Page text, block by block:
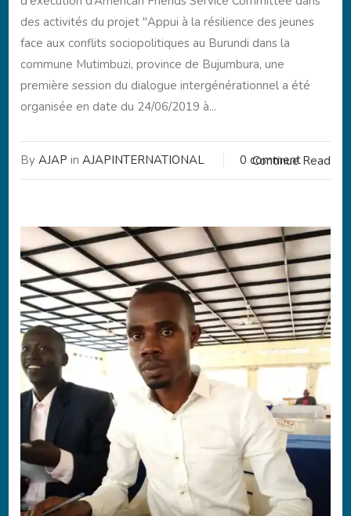
des activités du projet ''Appui à la résilience des jeunes
face aux conflits sociopolitiques au Burundi dans la
commune Mutimbuzi, province de Bujumbura, une
première session du dialogue intergénérationnel a été
organisée en date du 24/06/2019 à...
Continue Read
By AJAP in AJAPINTERNATIONAL 0 comment